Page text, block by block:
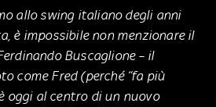
allo swing italiano degli anni
è impossibile non menzionare il
Buscaglione – il
come Fred (perché “fa più
oggi al centro di un nuovo